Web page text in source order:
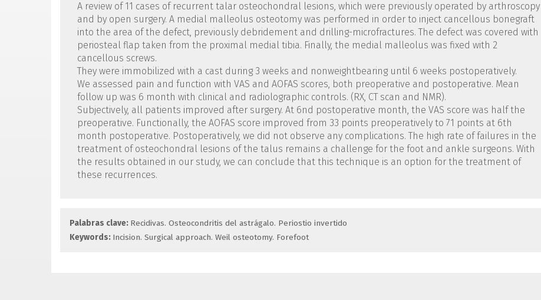
A review of 11 cases of recurrent talar osteochondral lesions, which were previously operated by arthroscopy
and by open surgery. A medial malleolus osteotomy was performed in order to inject cancellous bonegraft
into the area of the defect, previously debridement and drilling-microfractures. The defect was covered with
periosteal flap taken from the proximal medial tibia. Finally, the medial malleolus was fixed with 2
cancellous screws.
They were immobilized with a cast during 3 weeks and nonweightbearing until 6 weeks postoperatively.
We assessed pain and function with VAS and AOFAS scores, both preoperative and postoperative. Mean
follow up was 6 month with clinical and radiolographic controls. (RX, CT scan and NMR).
Subjectively, all patients improved after surgery. At 6nd postoperative month, the VAS score was half the
preoperative. Functionally, the AOFAS score improved from 33 points preoperatively to 71 points at 6th
month postoperative. Postoperatively, we did not observe any complications. The high rate of failures in the
treatment of osteochondral lesions of the talus remains a challenge for the foot and ankle surgeons. With
the results obtained in our study, we can conclude that this technique is an option for the treatment of
these recurrences.
Palabras clave: Recidivas. Osteocondritis del astrágalo. Periostio invertido
Keywords: Incision. Surgical approach. Weil osteotomy. Forefoot